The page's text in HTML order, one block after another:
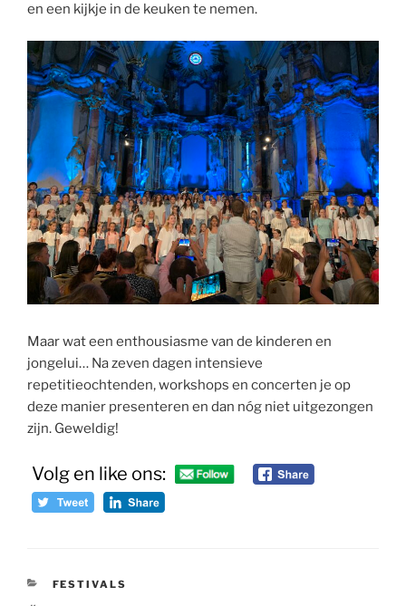
en een kijkje in de keuken te nemen.
Maar wat een enthousiasme van de kinderen en
jongelui… Na zeven dagen intensieve
repetitieochtenden, workshops en concerten je op
deze manier presenteren en dan nóg niet uitgezongen
zijn. Geweldig!
Volg en like ons:
CATEGORIEËN
FESTIVALS